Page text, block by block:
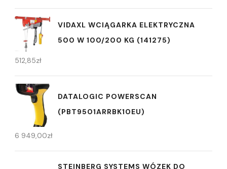
VIDAXL WCIĄGARKA ELEKTRYCZNA
500 W 100/200 KG (141275)
512,85zł
DATALOGIC POWERSCAN
(PBT9501ARRBK10EU)
6 949,00zł
STEINBERG SYSTEMS WÓZEK DO